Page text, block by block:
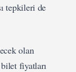
tepkileri de
olan
fiyatları